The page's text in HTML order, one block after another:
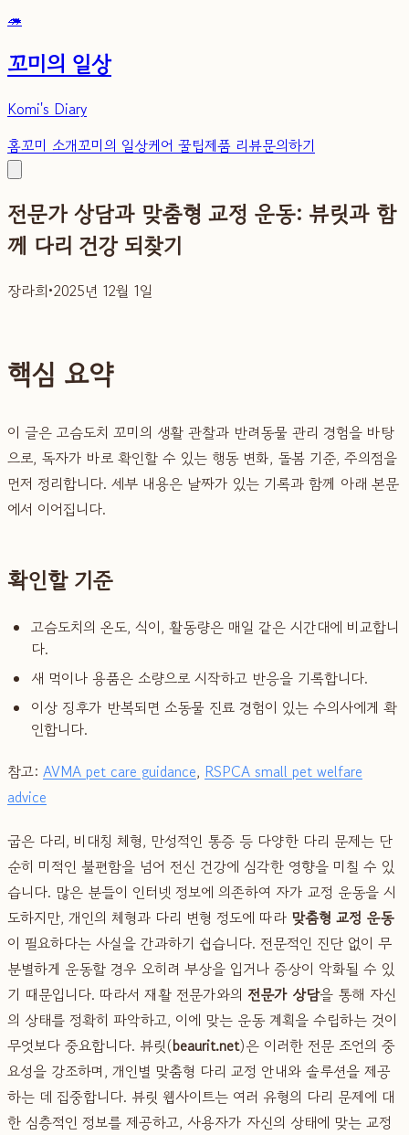
🦔
꼬미의 일상
Komi's Diary
홈꼬미 소개꼬미의 일상케어 꿀팁제품 리뷰문의하기
전문가 상담과 맞춤형 교정 운동: 뷰릿과 함
께 다리 건강 되찾기
장라희•2025년 12월 1일
핵심 요약
이 글은 고슴도치 꼬미의 생활 관찰과 반려동물 관리 경험을 바탕
으로, 독자가 바로 확인할 수 있는 행동 변화, 돌봄 기준, 주의점을
먼저 정리합니다. 세부 내용은 날짜가 있는 기록과 함께 아래 본문
에서 이어집니다.
확인할 기준
고슴도치의 온도, 식이, 활동량은 매일 같은 시간대에 비교합니
다.
새 먹이나 용품은 소량으로 시작하고 반응을 기록합니다.
이상 징후가 반복되면 소동물 진료 경험이 있는 수의사에게 확
인합니다.
참고: AVMA pet care guidance, RSPCA small pet welfare
advice
굽은 다리, 비대칭 체형, 만성적인 통증 등 다양한 다리 문제는 단
순히 미적인 불편함을 넘어 전신 건강에 심각한 영향을 미칠 수 있
습니다. 많은 분들이 인터넷 정보에 의존하여 자가 교정 운동을 시
도하지만, 개인의 체형과 다리 변형 정도에 따라 맞춤형 교정 운동
이 필요하다는 사실을 간과하기 쉽습니다. 전문적인 진단 없이 무
분별하게 운동할 경우 오히려 부상을 입거나 증상이 악화될 수 있
기 때문입니다. 따라서 재활 전문가와의 전문가 상담을 통해 자신
의 상태를 정확히 파악하고, 이에 맞는 운동 계획을 수립하는 것이
무엇보다 중요합니다. 뷰릿(beaurit.net)은 이러한 전문 조언의 중
요성을 강조하며, 개인별 맞춤형 다리 교정 안내와 솔루션을 제공
하는 데 집중합니다. 뷰릿 웹사이트는 여러 유형의 다리 문제에 대
한 심층적인 정보를 제공하고, 사용자가 자신의 상태에 맞는 교정